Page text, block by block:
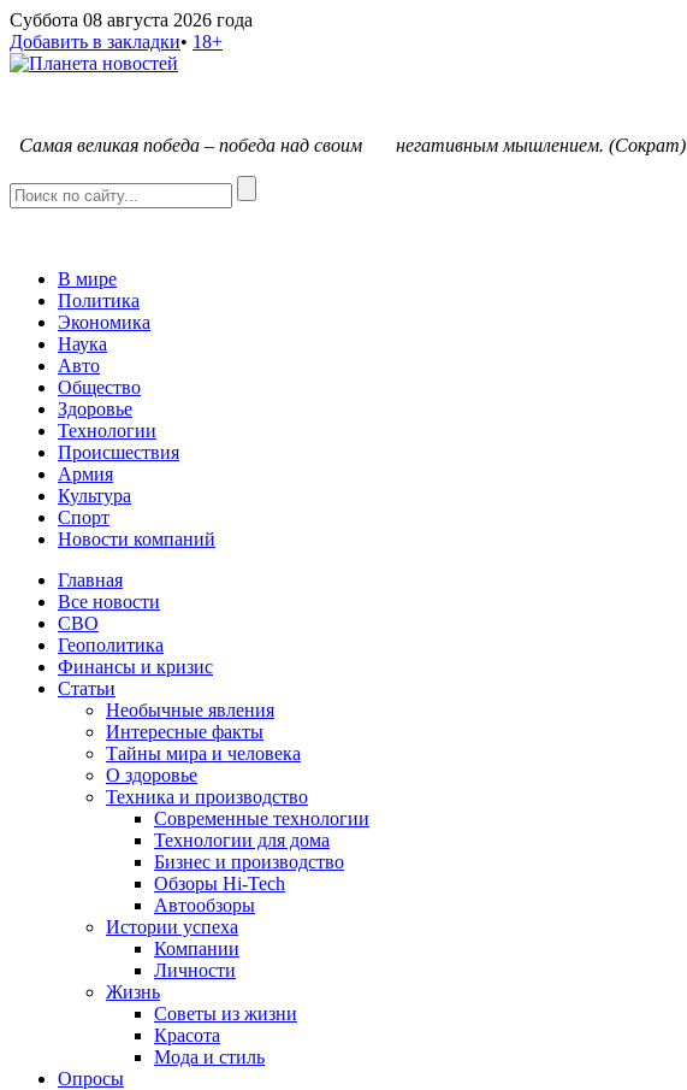
Суббота 08 августа 2026 года
Добавить в закладки• 18+
Самая великая победа – победа над своим негативным мышлением. (Сократ)
В мире
Политика
Экономика
Наука
Авто
Общество
Здоровье
Технологии
Происшествия
Армия
Культура
Спорт
Новости компаний
Главная
Все новости
СВО
Геополитика
Финансы и кризис
Статьи
Необычные явления
Интересные факты
Тайны мира и человека
О здоровье
Техника и производство
Современные технологии
Технологии для дома
Бизнес и производство
Обзоры Hi-Tech
Автообзоры
Истории успеха
Компании
Личности
Жизнь
Советы из жизни
Красота
Мода и стиль
Опросы